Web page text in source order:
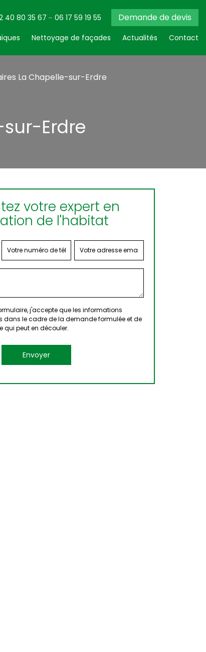
40 80 35 67 06 17 59 19 55 Demande de devis
Nettoyage de façades Actualités Contact
La Chapelle-sur-Erdre
Erdre
votre expert en
de l'habitat
j'accepte que les informations
dans le cadre de la demande formulée et de
qui peut en découler.